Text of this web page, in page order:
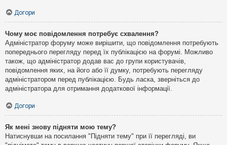
Догори
Чому моє повідомлення потребує схвалення?
Адміністратор форуму може вирішити, що повідомлення потребують
попереднього перегляду перед їх публікацією на форумі. Можливо
також, що адміністратор додав вас до групи користувачів,
повідомлення яких, на його або її думку, потребують перегляду
адміністратором перед публікацією. Будь ласка, зверніться до
адміністратора для отримання додаткової інформації.
Догори
Як мені знову підняти мою тему?
Натиснувши на посилання "Підняти тему" при її перегляді, ви